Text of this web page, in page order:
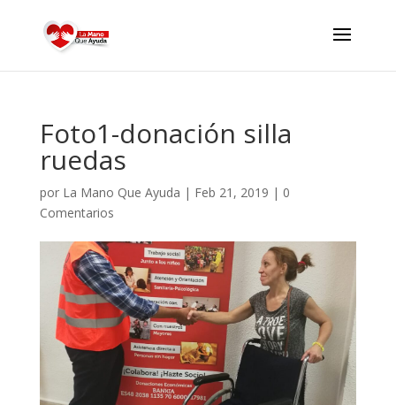
Foto1-donación silla
ruedas
por La Mano Que Ayuda | Feb 21, 2019 | 0
Comentarios